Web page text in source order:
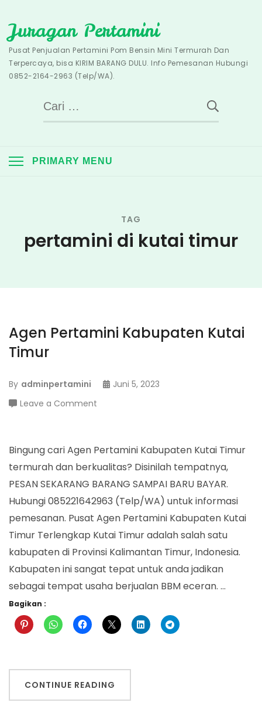
to
content
Juragan Pertamini
Pusat Penjualan Pertamini Pom Bensin Mini Termurah Dan
Terpercaya, bisa KIRIM BARANG DULU. Info Pemesanan Hubungi
0852-2164-2963 (Telp/WA).
Cari
untuk:
PRIMARY MENU
TAG
pertamini di kutai timur
Agen Pertamini Kabupaten Kutai
Timur
By adminpertamini
Juni 5, 2023
Leave a Comment
Kabupaten
Kutai
Timur
Bingung cari Agen Pertamini Kabupaten Kutai Timur
termurah dan berkualitas? Disinilah tempatnya,
PESAN SEKARANG BARANG SAMPAI BARU BAYAR.
Hubungi 085221642963 (Telp/WA) untuk informasi
pemesanan. Pusat Agen Pertamini Kabupaten Kutai
Timur Terlengkap Kutai Timur adalah salah satu
kabupaten di Provinsi Kalimantan Timur, Indonesia.
Kabupaten ini sangat tepat untuk anda jadikan
sebagai tempat usaha berjualan BBM eceran. …
Bagikan :
CONTINUE READING